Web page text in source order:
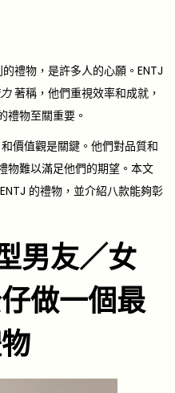
禮物，是許多人的心願。ENTJ
著稱，他們重視效率和成就，
禮物至關重要。
和價值觀是關鍵。他們對品質和
物難以滿足他們的期望。本文
的禮物，並介紹八款能夠彰
男友／女
做一個最